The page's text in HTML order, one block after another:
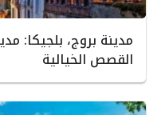
مدينة بروج، بلجيكا:
القصص الخيالية